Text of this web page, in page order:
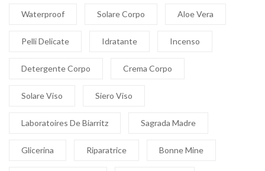
Waterproof Solare Corpo Aloe Vera
Pelli Delicate Idratante Incenso
Detergente Corpo Crema Corpo
Solare Viso Siero Viso
Laboratoires De Biarritz Sagrada Madre
Glicerina Riparatrice Bonne Mine